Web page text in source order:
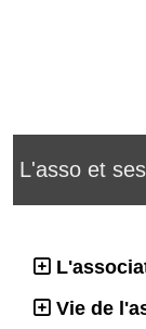
L'asso et
Vie de